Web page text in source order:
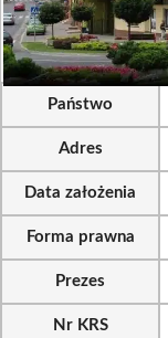
Państwo
Adres
Data założenia
Forma prawna
Prezes
Nr KRS